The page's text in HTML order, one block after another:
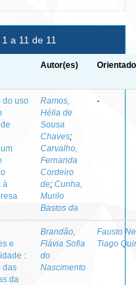
a 11 de 11
Autor(es)
do uso
à
Ramos,
Hélia de
Sousa
Chaves;
Carvalho,
Fernanda
Cordeiro
de; Cunha,
Murilo
Bastos da
-
e
:
das
da
Brandão,
Flávia Sofia
do
Nascimento
Fausto
Tiago